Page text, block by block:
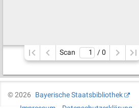
Scan / 0
©2026
Bayerische Staatsbibliothek